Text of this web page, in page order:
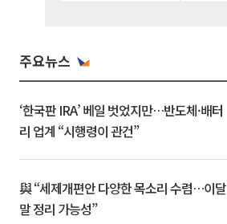
주요뉴스
‘한국판 IRA’ 베일 벗었지만…반도체·배터
리 업계 “시행령이 관건”
與 “세제개편안 다양한 목소리 수렴…이달
말 정리 가능성”